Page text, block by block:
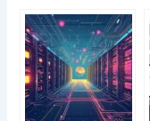
WordPress